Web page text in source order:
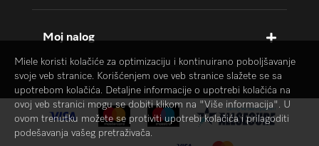
Moj nalog
Miele koristi kolačiće za optimizaciju i kontinuirano poboljšavanje
svoje veb stranice. Korišćenjem ove veb stranice slažete se sa
upotrebom kolačića. Detaljne informacije o upotrebi kolačića na
ovoj veb stranici mogu se dobiti klikom na "Više informacija". U
ovom trenutku možete se protiviti upotrebi kolačića i prilagoditi
podešavanja vašeg pretraživača.